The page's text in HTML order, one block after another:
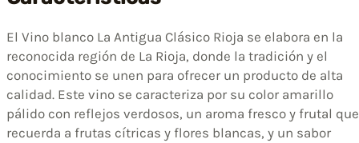
El Vino blanco La Antigua Clásico Rioja se elabora en la
reconocida región de La Rioja, donde la tradición y el
conocimiento se unen para ofrecer un producto de alta
calidad. Este vino se caracteriza por su color amarillo
pálido con reflejos verdosos, un aroma fresco y frutal que
recuerda a frutas cítricas y flores blancas, y un sabor